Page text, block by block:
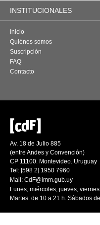
INSTITUCIONALES
Inicio
Quiénes somos
Suscripción
FAQ
Contacto
Av. 18 de Julio 885
(entre Andes y Convención)
CP 11100. Montevideo. Uruguay
Tel: [598 2] 1950 7960
Mail: CdF@imm.gub.uy
Lunes, miércoles, jueves,
Martes: de 10 a 21 h. Sábados